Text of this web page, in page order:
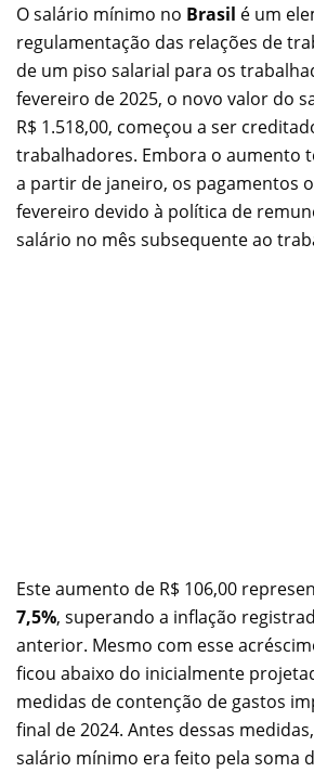
O salário mínimo no Brasil é um
regulamentação das relações de
de um piso salarial para os
fevereiro de 2025, o novo valor do
R$ 1.518,00, começou a ser
trabalhadores. Embora o aumento
a partir de janeiro, os pagamentos
fevereiro devido à política de
salário no mês subsequente ao
Este aumento de R$ 106,00
7,5%, superando a inflação
anterior. Mesmo com esse
ficou abaixo do inicialmente
medidas de contenção de gastos
final de 2024. Antes dessas
salário mínimo era feito pela soma